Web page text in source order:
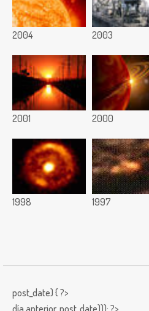
2004 2003
2001 2000
1998 1997
post_date) { ?>